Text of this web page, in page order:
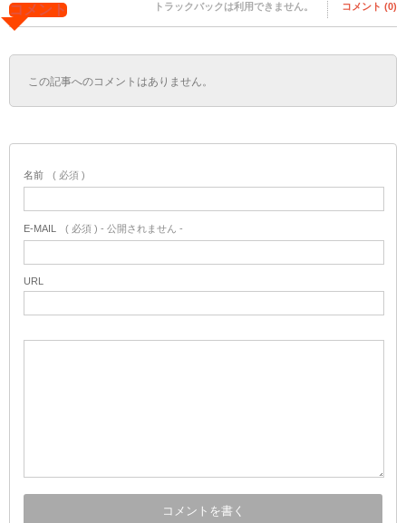
コメント トラックバックは利用できません。 コメント (0)
この記事へのコメントはありません。
名前 ( 必須 )
E-MAIL ( 必須 ) - 公開されません -
URL